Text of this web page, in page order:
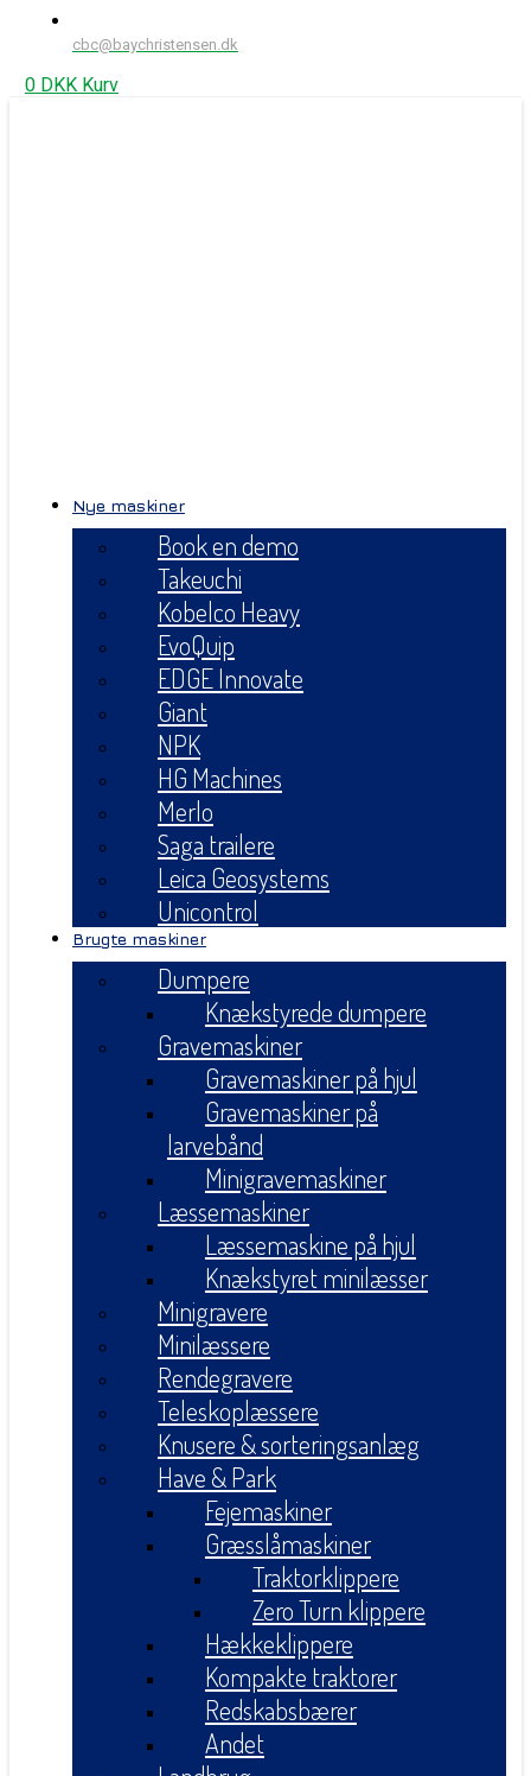
cbc@baychristensen.dk
0 DKK Kurv
Nye maskiner
Book en demo
Takeuchi
Kobelco Heavy
EvoQuip
EDGE Innovate
Giant
NPK
HG Machines
Merlo
Saga trailere
Leica Geosystems
Unicontrol
Brugte maskiner
Dumpere
Knækstyrede dumpere
Gravemaskiner
Gravemaskiner på hjul
Gravemaskiner på
larvebånd
Minigravemaskiner
Læssemaskiner
Læssemaskine på hjul
Knækstyret minilæsser
Minigravere
Minilæssere
Rendegravere
Teleskoplæssere
Knusere & sorteringsanlæg
Have & Park
Fejemaskiner
Græsslåmaskiner
Traktorklippere
Zero Turn klippere
Hækkeklippere
Kompakte traktorer
Redskabsbærer
Andet